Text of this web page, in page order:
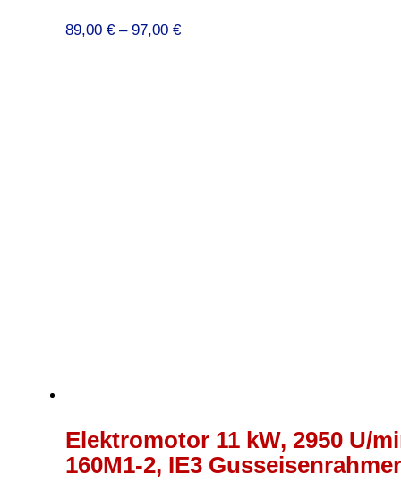
89,00 € – 97,00 €Preisspanne:
Elektromotor 11 kW, 2950 U/
160M1-2, IE3